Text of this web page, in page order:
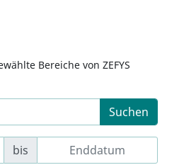
Bereiche von ZEFYS
Suchen
bis